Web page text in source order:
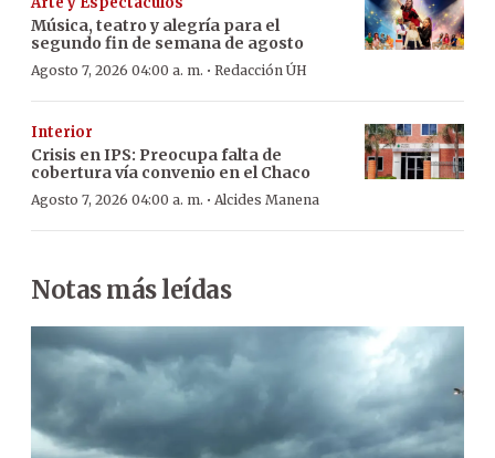
Música, teatro y alegría para el
segundo fin de semana de agosto
Agosto 7, 2026 04:00 a. m. · Redacción ÚH
Interior
Crisis en IPS: Preocupa falta de
cobertura vía convenio en el Chaco
Agosto 7, 2026 04:00 a. m. · Alcides Manena
Notas más leídas